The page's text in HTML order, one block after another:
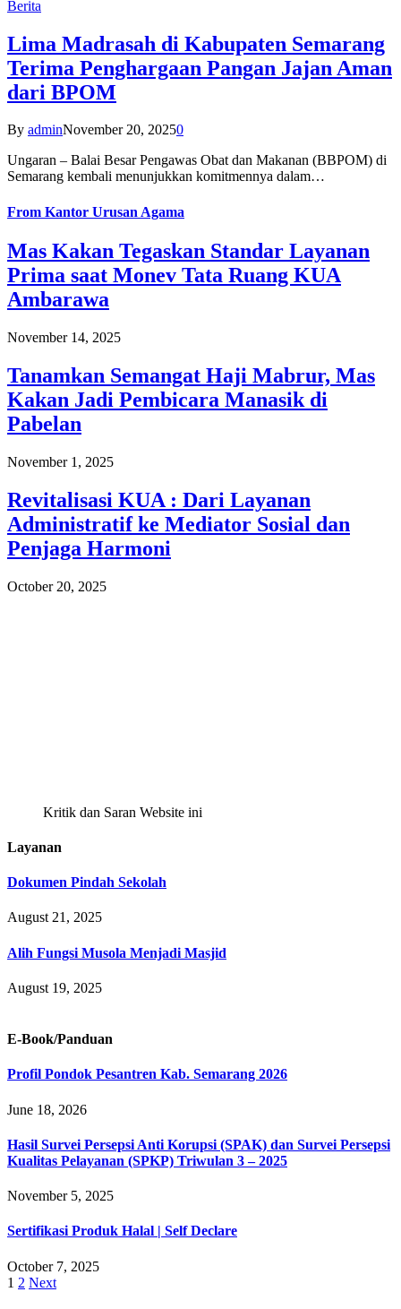
Berita
Lima Madrasah di Kabupaten Semarang
Terima Penghargaan Pangan Jajan Aman
dari BPOM
By adminNovember 20, 20250
Ungaran – Balai Besar Pengawas Obat dan Makanan (BBPOM) di
Semarang kembali menunjukkan komitmennya dalam…
From Kantor Urusan Agama
Mas Kakan Tegaskan Standar Layanan
Prima saat Monev Tata Ruang KUA
Ambarawa
November 14, 2025
Tanamkan Semangat Haji Mabrur, Mas
Kakan Jadi Pembicara Manasik di
Pabelan
November 1, 2025
Revitalisasi KUA : Dari Layanan
Administratif ke Mediator Sosial dan
Penjaga Harmoni
October 20, 2025
Kritik dan Saran Website ini
Layanan
Dokumen Pindah Sekolah
August 21, 2025
Alih Fungsi Musola Menjadi Masjid
August 19, 2025
E-Book/Panduan
Profil Pondok Pesantren Kab. Semarang 2026
June 18, 2026
Hasil Survei Persepsi Anti Korupsi (SPAK) dan Survei Persepsi
Kualitas Pelayanan (SPKP) Triwulan 3 – 2025
November 5, 2025
Sertifikasi Produk Halal | Self Declare
October 7, 2025
1 2 Next